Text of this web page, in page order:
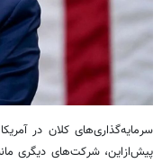
سرمایه‌گذاری‌های کلان در